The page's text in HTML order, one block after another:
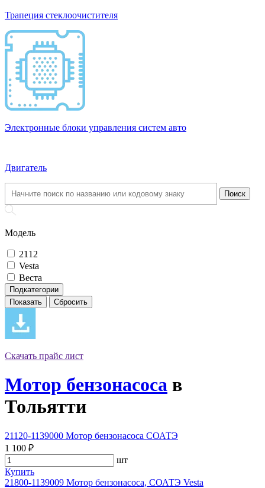
Трапеция стеклоочистителя
Электронные блоки управления систем авто
Двигатель
Модель
2112
Vesta
Веста
Подкатегории
Скачать прайс лист
Мотор бензонасоса в
Тольятти
21120-1139000 Мотор бензонасоса СОАТЭ
1 100 ₽
шт
Купить
21800-1139009 Мотор бензонасоса, СОАТЭ Vesta